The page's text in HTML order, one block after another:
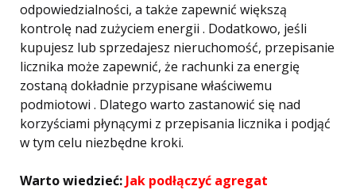
odpowiedzialności, a także zapewnić większą
kontrolę nad zużyciem energii . Dodatkowo, jeśli
kupujesz lub sprzedajesz nieruchomość, przepisanie
licznika może zapewnić, że rachunki za energię
zostaną dokładnie przypisane właściwemu
podmiotowi . Dlatego warto zastanowić się nad
korzyściami płynącymi z przepisania licznika i podjąć
w tym celu niezbędne kroki.
Warto wiedzieć: Jak podłączyć agregat